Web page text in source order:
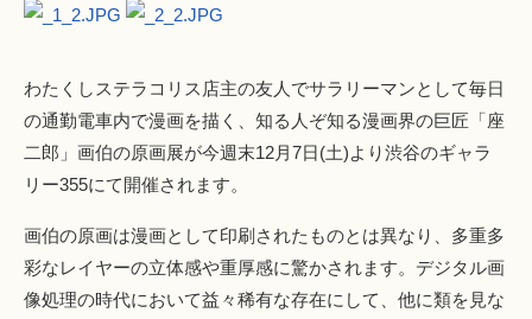
わたくしステラコリス店主の友人でサラリーマンとして毎日
の通勤電車内で漫画を描く、知る人ぞ知る漫画界の巨匠「座
二郎」画伯の原画展が今週末12月7日(土)より渋谷のギャラ
リー355にて開催されます。
画伯の原画は漫画として印刷されたものとは異なり、多重多
彩なレイヤーの立体感や重厚感に驚かされます。デジタル画
像処理の時代において益々稀有な存在にして、他に類を見な